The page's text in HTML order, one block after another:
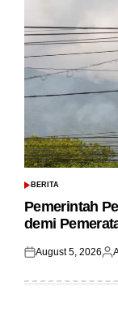
POSTED
BERITA
Pemerintah
demi
Posted
August 5, 2026